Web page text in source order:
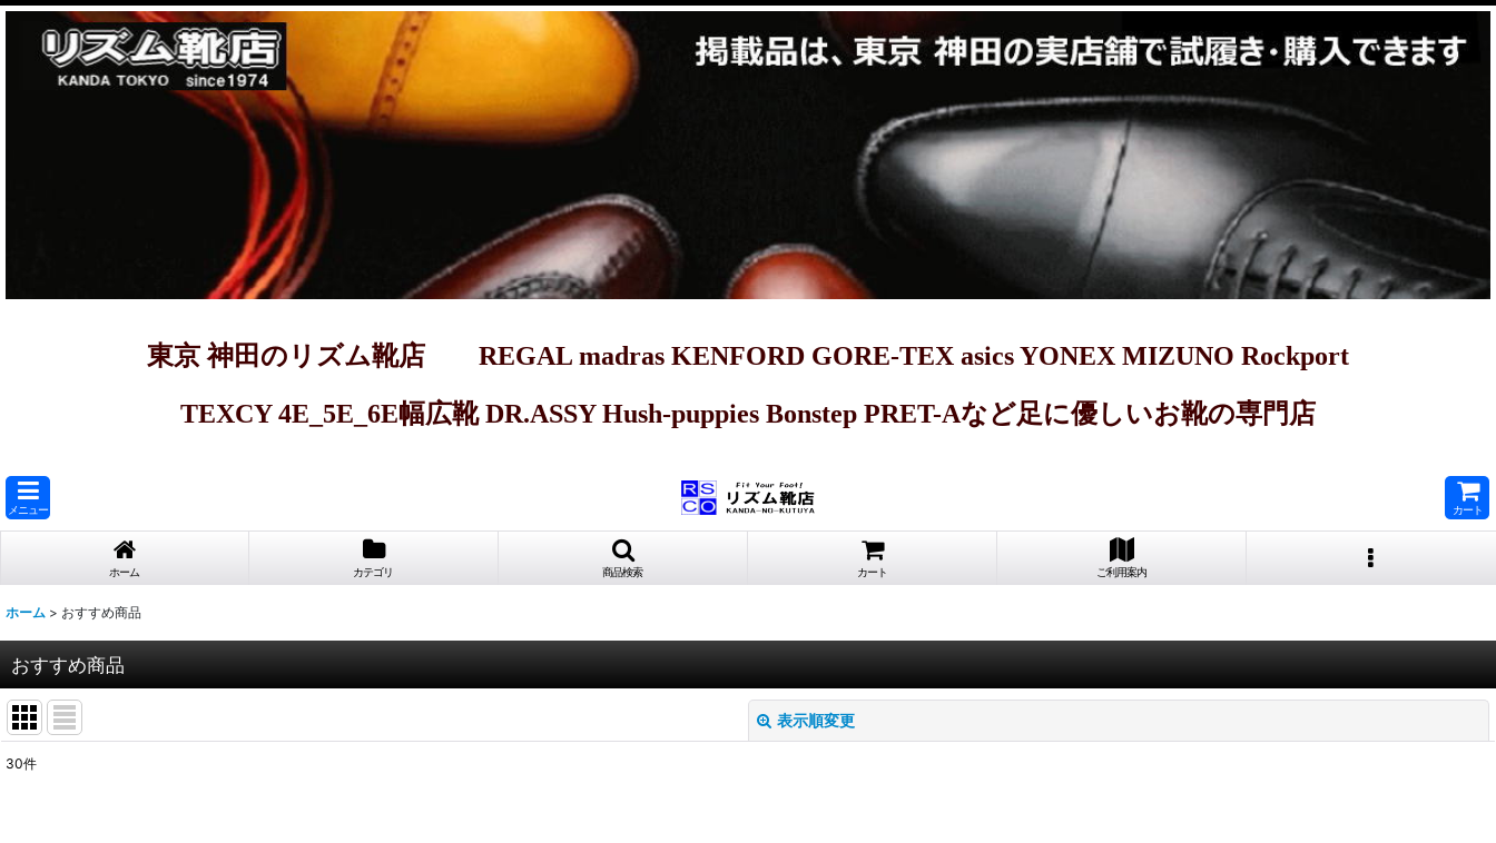
東京 神田のリズム靴店 REGAL madras KENFORD GORE-TEX asics YONEX MIZUNO Rockport
TEXCY 4E_5E_6E幅広靴 DR.ASSY Hush-puppies Bonstep PRET-Aなど足に優しいお靴の専門店
メニュー カート
ホーム カテゴリ 商品検索 カート ご利用案内
ホーム > おすすめ商品
おすすめ商品
表示順変更
30件